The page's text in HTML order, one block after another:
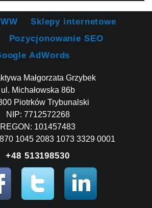
Sklepy internetowe
Pozycjonowanie SEO
AdWords
Małgorzata Grzybek
ul. Michałowska 86b
Piotrków Trybunalski
NIP: 7712572268
REGON: 101457483
1045 2083 1073 3329 0001
+48 513198530